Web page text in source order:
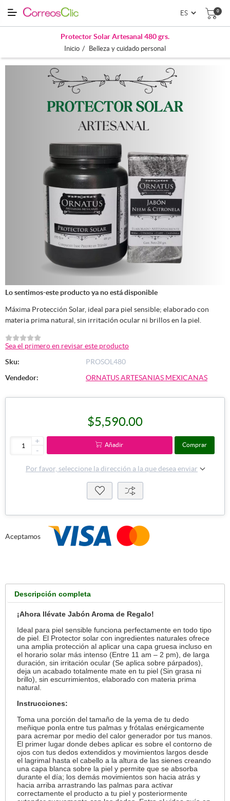
0
Protector Solar Artesanal 480 grs.
Inicio / Belleza y cuidado personal
Lo sentimos-este producto ya no está disponible
Máxima Protección Solar, ideal para piel sensible; elaborado con
materia prima natural, sin irritación ocular ni brillos en la piel.
Sea el primero en revisar este producto
Sku:
PROSOL480
Vendedor:
ORNATUS ARTESANIAS MEXICANAS
$5,590.00
+
-
Añadir Comprar
Por favor, seleccione la dirección a la que desea enviar
Aceptamos
Descripción completa
¡Ahora llévate Jabón Aroma de Regalo!
Ideal para piel sensible funciona perfectamente en todo tipo
de piel. El Protector solar con ingredientes naturales ofrece
una amplia protección al aplicar una capa gruesa incluso en
el horario solar más intenso (Entre 11 am – 2 pm), de larga
duración, sin irritación ocular (Se aplica sobre párpados),
deja un acabado totalmente mate en tu piel (Sin grasa ni
brillo), sin escurrimientos, elaborado con materia prima
natural.
Instrucciones:
Toma una porción del tamaño de la yema de tu dedo
meñique ponla entre tus palmas y frótalas enérgicamente
para acremar por medio del calor generador por tus manos.
El primer lugar donde debes aplicar es sobre el contorno de
ojos con tus dedos extendidos y movimientos largos desde
el lagrimal hasta el cabello a la altura de las sienes creando
una capa blanca sobre la piel y permite que se absorba
durante el día; los demás movimientos son hacia atrás y
hacia arriba arrastrando las palmas para activar
correctamente el producto a tu piel y posteriormente